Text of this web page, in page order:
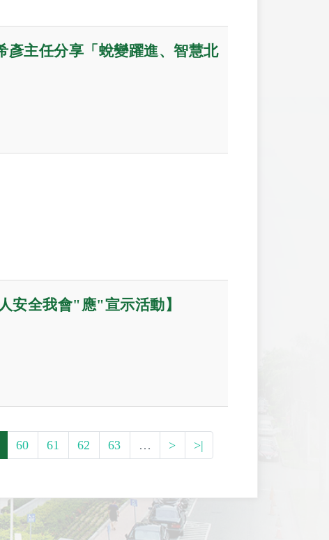
彥主任分享「蛻變躍進、智慧北
安全我會"應"宣示活動】
60 61 62 63 … > >|